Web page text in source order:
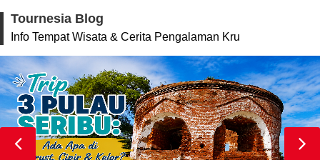
Tournesia Blog
Info Tempat Wisata & Cerita Pengalaman Kru